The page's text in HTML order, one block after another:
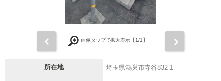
画像タップで拡大表示【1/1】
所在地 埼玉県鴻巣市寺谷832-1